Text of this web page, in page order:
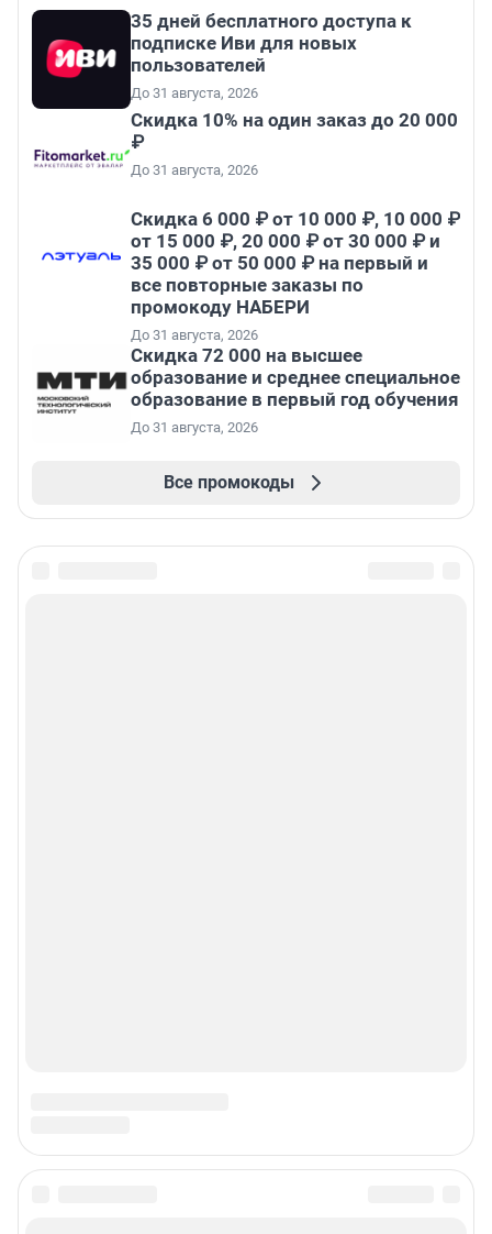
35 дней бесплатного доступа к
подписке Иви для новых
пользователей
До 31 августа, 2026
Скидка 10% на один заказ до 20 000
₽
До 31 августа, 2026
Скидка 6 000 ₽ от 10 000 ₽, 10 000 ₽
от 15 000 ₽, 20 000 ₽ от 30 000 ₽ и
35 000 ₽ от 50 000 ₽ на первый и
все повторные заказы по
промокоду НАБЕРИ
До 31 августа, 2026
Скидка 72 000 на высшее
образование и среднее специальное
образование в первый год обучения
До 31 августа, 2026
Все промокоды